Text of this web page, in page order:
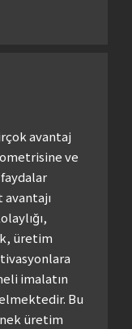
avantaj
ve
avantajı
üretim
imalatın
Bu
üretim